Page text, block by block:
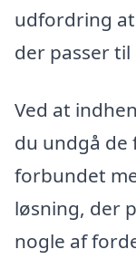
udfordring
der passer
Ved at
du undgå de
forbundet
løsning, der
nogle af